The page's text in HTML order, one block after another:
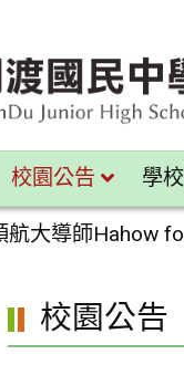
校園公告 學
航大導師Hahow
校園公告